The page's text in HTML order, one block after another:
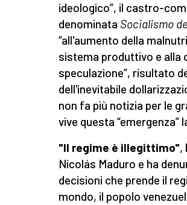
ideologico”, il castro-
denominata Socialismo
“all'aumento della
sistema produttivo e alla
speculazione”, risultato
dell'inevitabile
non fa più notizia per le
vive questa “emergenza”
"Il regime è illegittimo",
Nicolás Maduro e ha
decisioni che prende il
mondo, il popolo